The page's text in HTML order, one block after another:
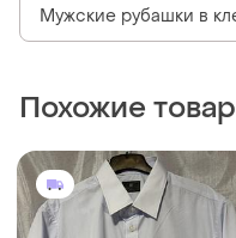
Мужские рубашки в
Похожие